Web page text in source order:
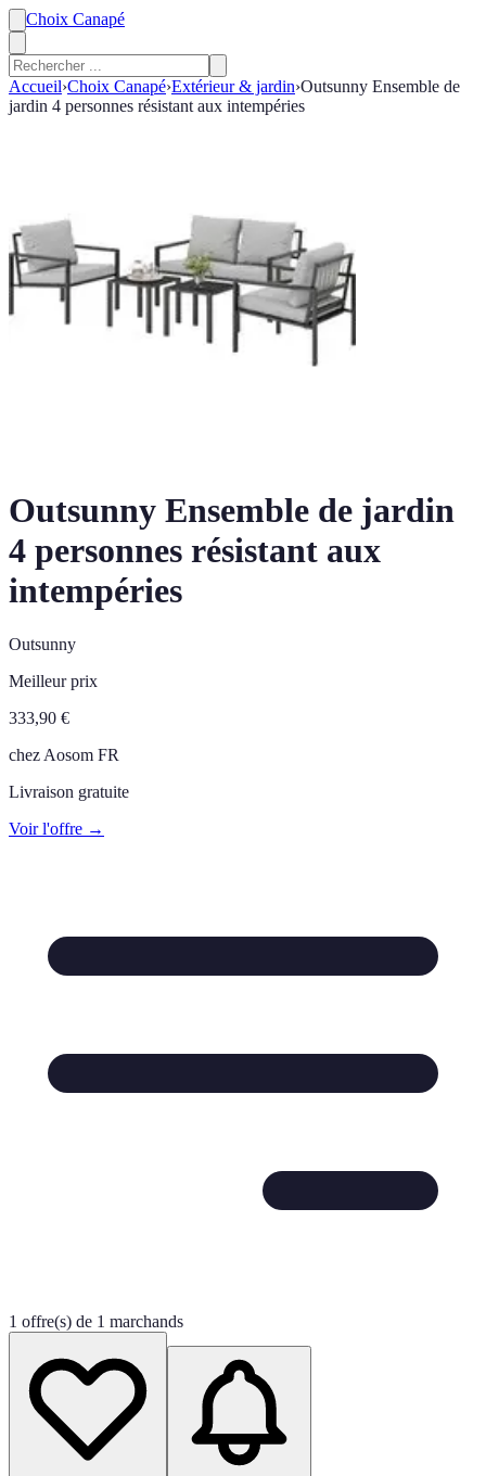
Choix Canapé
Accueil›Choix Canapé›Extérieur & jardin›Outsunny Ensemble de
jardin 4 personnes résistant aux intempéries
Outsunny Ensemble de jardin
4 personnes résistant aux
intempéries
Outsunny
Meilleur prix
333,90 €
chez Aosom FR
Livraison gratuite
Voir l'offre →
1 offre(s) de 1 marchands